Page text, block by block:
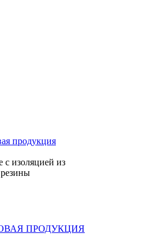
продукция
с изоляцией из
ПРОДУКЦИЯ